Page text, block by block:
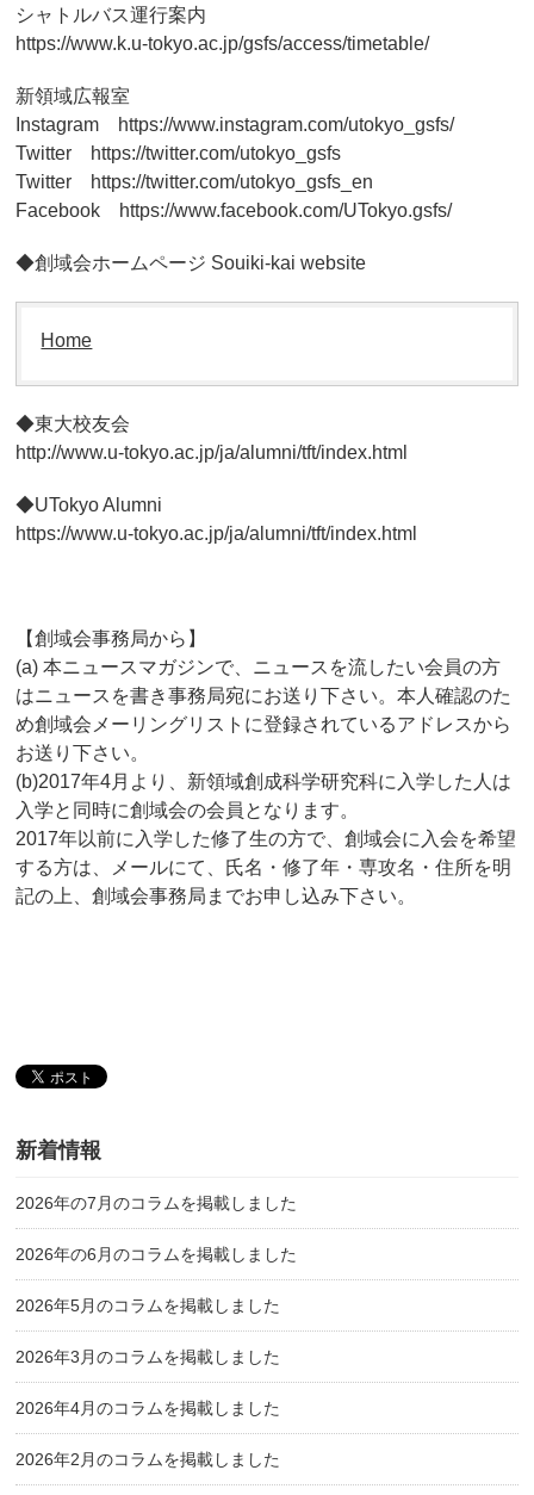
シャトルバス運行案内
https://www.k.u-tokyo.ac.jp/gsfs/access/timetable/
新領域広報室
Instagram https://www.instagram.com/utokyo_gsfs/
Twitter https://twitter.com/utokyo_gsfs
Twitter https://twitter.com/utokyo_gsfs_en
Facebook https://www.facebook.com/UTokyo.gsfs/
◆創域会ホームページ Souiki-kai website
Home
◆東大校友会
http://www.u-tokyo.ac.jp/ja/alumni/tft/index.html
◆UTokyo Alumni
https://www.u-tokyo.ac.jp/ja/alumni/tft/index.html
【創域会事務局から】
(a) 本ニュースマガジンで、ニュースを流したい会員の方
はニュースを書き事務局宛にお送り下さい。本人確認のた
め創域会メーリングリストに登録されているアドレスから
お送り下さい。
(b)2017年4月より、新領域創成科学研究科に入学した人は
入学と同時に創域会の会員となります。
2017年以前に入学した修了生の方で、創域会に入会を希望
する方は、メールにて、氏名・修了年・専攻名・住所を明
記の上、創域会事務局までお申し込み下さい。
新着情報
2026年の7月のコラムを掲載しました
2026年の6月のコラムを掲載しました
2026年5月のコラムを掲載しました
2026年3月のコラムを掲載しました
2026年4月のコラムを掲載しました
2026年2月のコラムを掲載しました